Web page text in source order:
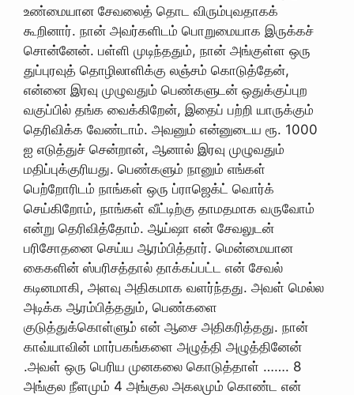
உண்மையான சேவலைத் தொட விரும்புவதாகக்
கூறினார். நான் அவர்களிடம் பொறுமையாக இருக்கச்
சொன்னேன். பள்ளி முடிந்ததும், நான் அங்குள்ள ஒரு
துப்புரவுத் தொழிலாளிக்கு லஞ்சம் கொடுத்தேன்,
என்னை இரவு முழுவதும் பெண்களுடன் ஒதுக்குப்புற
வகுப்பில் தங்க வைக்கிறேன், இதைப் பற்றி யாருக்கும்
தெரிவிக்க வேண்டாம். அவனும் என்னுடைய ரூ. 1000
ஐ எடுத்துச் சென்றான், ஆனால் இரவு முழுவதும்
மதிப்புக்குரியது. பெண்களும் நானும் எங்கள்
பெற்றோரிடம் நாங்கள் ஒரு ப்ராஜெக்ட் வொர்க்
செய்கிறோம், நாங்கள் வீட்டிற்கு தாமதமாக வருவோம்
என்று தெரிவித்தோம். ஆய்ஷா என் சேவலுடன்
பரிசோதனை செய்ய ஆரம்பித்தார். மென்மையான
கைகளின் ஸ்பரிசத்தால் தாக்கப்பட்ட என் சேவல்
கடினமாகி, அளவு அதிகமாக வளர்ந்தது. அவள் மெல்ல
அடிக்க ஆரம்பித்ததும், பெண்களை
குடுத்துக்கொள்ளும் என் ஆசை அதிகரித்தது. நான்
காவ்யாவின் மார்பகங்களை அழுத்தி அழுத்தினேன்
.அவள் ஒரு பெரிய முனகலை கொடுத்தாள் ……. 8
அங்குல நீளமும் 4 அங்குல அகலமும் கொண்ட என்